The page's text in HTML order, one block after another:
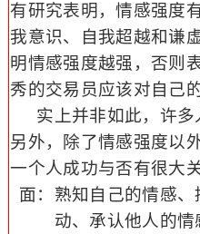
有研究表明，情感强度
我意识、自我超越和谦
明情感强度越强，否则
秀的交易员应该对自己
实上并非如此，许多
另外，除了情感强度以
一个人成功与否有很大
面：熟知自己的情感
动、承认他人的情